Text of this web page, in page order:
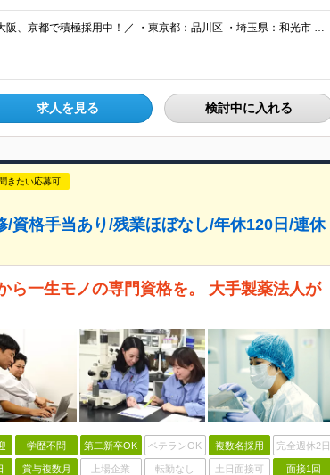
＼東京、埼玉、神奈川、愛知、大阪、京都で積極採用中！／ ・東京都：品川区 ・埼玉県：和光市 ・神奈川県：横浜市戸塚区、藤沢市 ・茨城県：つくば市 Lマイカー通勤OK！ ・愛知県：犬山市
求人を見る 検討中に入れる
きたい応募可
資格手当あり/残業ほぼなし/年休120日/連休
ら一生モノの専門資格を。 大手製薬法人が
学歴不問 第二新卒OK ベテランOK 複数名採用 完全週休2日
賞与複数月 上場企業 転勤なし 土日面接可 面接1回